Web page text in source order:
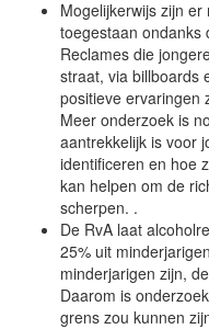
Mogelijkerwijs zijn
toegestaan ondanks
Reclames die
straat, via billboards
positieve ervaringen
Meer onderzoek is
aantrekkelijk is voor
identificeren en hoe
kan helpen om de
scherpen. .
De RvA laat
25% uit
minderjarigen zijn,
Daarom is
grens zou kunnen